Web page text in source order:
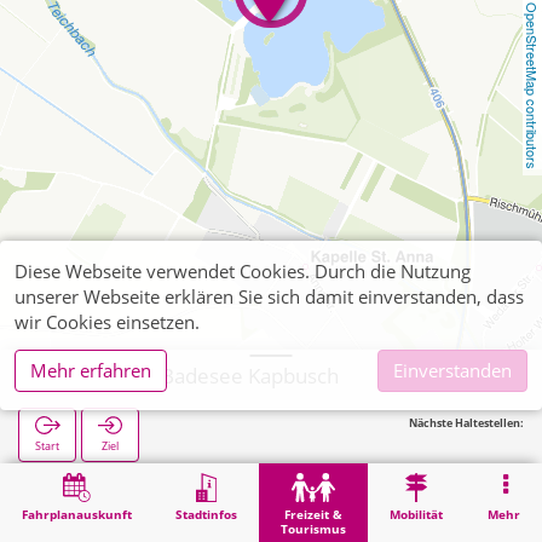
OpenStreetMap contributors
Fahrplanauskunft Stadtinfos
Freizeit &
Tourismus
Mobilität Mehr
Heinsberg, Badesee Kapbusch
Start Ziel
Nächste Haltestellen:
Freizeit & Tourismus Naherholung Heinsberg, Badesee Kapbusch
Diese Webseite verwendet Cookies. Durch die Nutzung
unserer Webseite erklären Sie sich damit einverstanden, dass
wir Cookies einsetzen.
Mehr erfahren
Einverstanden